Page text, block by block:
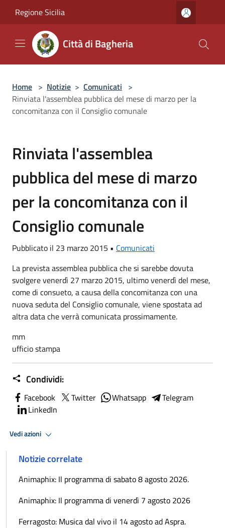
Regione Sicilia
Città di Bagheria
Home > Notizie > Comunicati >
Rinviata l'assemblea pubblica del mese di marzo per la
concomitanza con il Consiglio comunale
Rinviata l'assemblea
pubblica del mese di marzo
per la concomitanza con il
Consiglio comunale
Pubblicato il 23 marzo 2015 • Comunicati
La prevista assemblea pubblica che si sarebbe dovuta
svolgere venerdì 27 marzo 2015, ultimo venerdì del mese,
come di consueto, a causa della concomitanza con una
nuova seduta del Consiglio comunale, viene spostata ad
altra data che verrà comunicata prossimamente.
mm
ufficio stampa
Condividi:
Facebook Twitter Whatsapp
Telegram
LinkedIn
Vedi azioni
Notizie correlate
Animaphix: Il programma di sabato 8 agosto 2026.
Animaphix: Il programma di venerdì 7 agosto 2026
Ferragosto: Musica dal vivo il 14 agosto ad Aspra.